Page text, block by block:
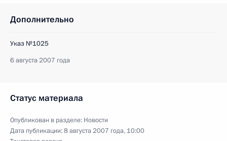
Дополнительно
Указ №1025
6 августа 2007 года
Статус материала
Опубликован в разделе: Новости
Дата публикации:8 августа 2007 года, 10:00